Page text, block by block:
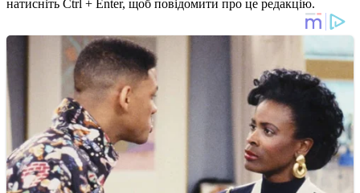
натисніть Ctrl + Enter, щоб повідомити про це редакцію.